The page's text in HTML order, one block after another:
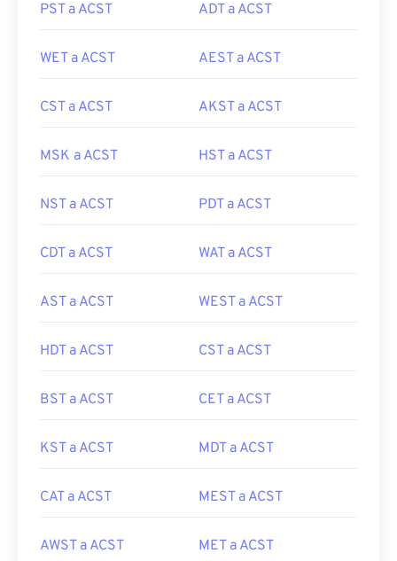
PST a ACST ADT a ACST
WET a ACST AEST a ACST
CST a ACST AKST a ACST
MSK a ACST HST a ACST
NST a ACST PDT a ACST
CDT a ACST WAT a ACST
AST a ACST WEST a ACST
HDT a ACST CST a ACST
BST a ACST CET a ACST
KST a ACST MDT a ACST
CAT a ACST MEST a ACST
AWST a ACST MET a ACST